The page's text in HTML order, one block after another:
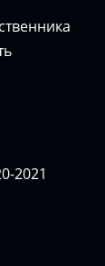
2021